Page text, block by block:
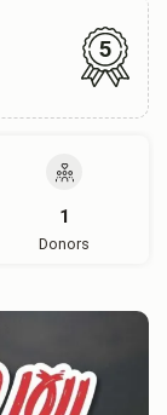
5
1
Donors